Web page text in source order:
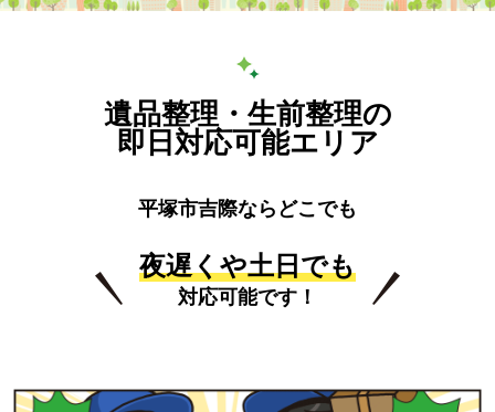
遺品整理・生前整理の
即日対応可能エリア
平塚市吉際ならどこでも
夜遅くや土日でも
対応可能です！